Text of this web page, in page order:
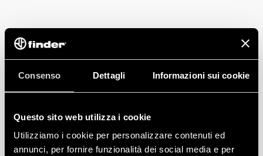
Consenso Dettagli Informazioni sui cookie
Questo sito web utilizza i cookie
Utilizziamo i cookie per personalizzare contenuti ed
annunci, per fornire funzionalità dei social media e per